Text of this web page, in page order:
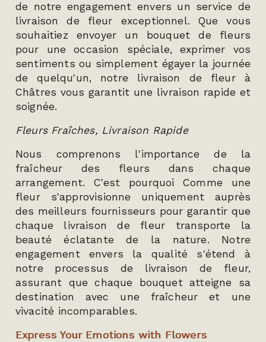
de notre engagement envers un service de
livraison de fleur exceptionnel. Que vous
souhaitiez envoyer un bouquet de fleurs
pour une occasion spéciale, exprimer vos
sentiments ou simplement égayer la journée
de quelqu'un, notre livraison de fleur à
Châtres vous garantit une livraison rapide et
soignée.
Fleurs Fraîches, Livraison Rapide
Nous comprenons l'importance de la
fraîcheur des fleurs dans chaque
arrangement. C'est pourquoi Comme une
fleur s'approvisionne uniquement auprès
des meilleurs fournisseurs pour garantir que
chaque livraison de fleur transporte la
beauté éclatante de la nature. Notre
engagement envers la qualité s'étend à
notre processus de livraison de fleur,
assurant que chaque bouquet atteigne sa
destination avec une fraîcheur et une
vivacité incomparables.
Express Your Emotions with Flowers